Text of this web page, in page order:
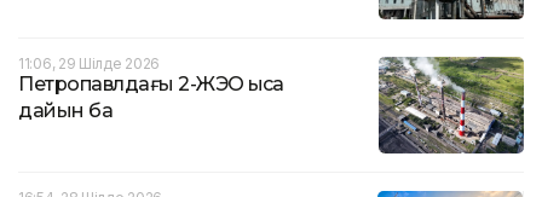
11:06, 29 Шілде 2026
Петропавлдағы 2-ЖЭО қысқа
дайын ба